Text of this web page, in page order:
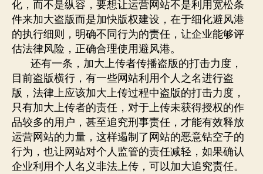
化，而不是纵容，要想让运营网站不是利用宽松条
件来加大盗版而是加快版权建设，在于细化避风港
的执行细则，明确不同行为的责任，让企业能够评
估法律风险，正确合理使用避风港。
还有一条，加大上传者传播盗版的打击力度，
目前盗版横行，有一些网站利用个人之名进行盗
版，法律上应该加大上传过程中盗版的打击力度，
只有加大上传者的责任，对于上传未获得授权的作
品较多的用户，甚至追究刑事责任，才能有效释放
运营网站的力量，这样遏制了网站的恶意钻空子的
行为，也让网站对个人监管的责任减轻，如果确认
企业利用个人名义非法上传，可以加大追究责任。